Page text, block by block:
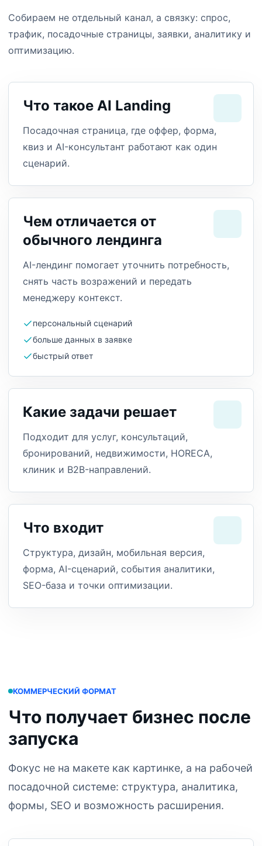
Собираем не отдельный канал, а связку: спрос,
трафик, посадочные страницы, заявки, аналитику и
оптимизацию.
Что такое AI Landing
Посадочная страница, где оффер, форма,
квиз и AI-консультант работают как один
сценарий.
Чем отличается от
обычного лендинга
AI-лендинг помогает уточнить потребность,
снять часть возражений и передать
менеджеру контекст.
персональный сценарий
больше данных в заявке
быстрый ответ
Какие задачи решает
Подходит для услуг, консультаций,
бронирований, недвижимости, HORECA,
клиник и B2B-направлений.
Что входит
Структура, дизайн, мобильная версия,
форма, AI-сценарий, события аналитики,
SEO-база и точки оптимизации.
КОММЕРЧЕСКИЙ ФОРМАТ
Что получает бизнес после
запуска
Фокус не на макете как картинке, а на рабочей
посадочной системе: структура, аналитика,
формы, SEO и возможность расширения.